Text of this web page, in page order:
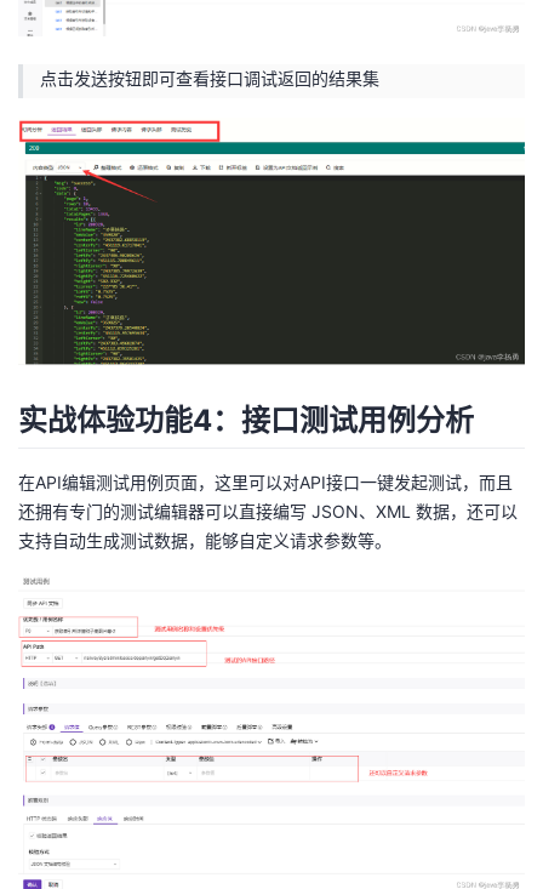
点击发送按钮即可查看接口调试返回的结果集
实战体验功能4：接口测试用例分析
在API编辑测试用例页面，这里可以对API接口一键发起测试，而且
还拥有专门的测试编辑器可以直接编写 JSON、XML 数据，还可以
支持自动生成测试数据，能够自定义请求参数等。